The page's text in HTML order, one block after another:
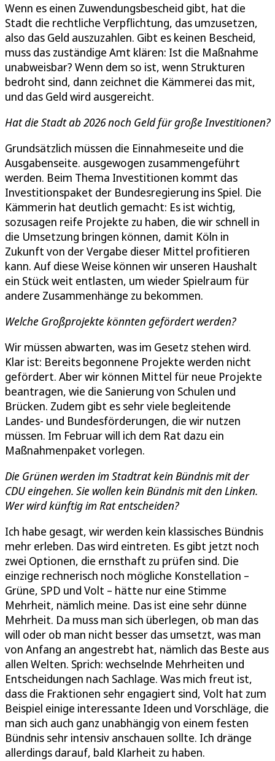
Wenn es einen Zuwendungsbescheid gibt, hat die
Stadt die rechtliche Verpflichtung, das umzusetzen,
also das Geld auszuzahlen. Gibt es keinen Bescheid,
muss das zuständige Amt klären: Ist die Maßnahme
unabweisbar? Wenn dem so ist, wenn Strukturen
bedroht sind, dann zeichnet die Kämmerei das mit,
und das Geld wird ausgereicht.
Hat die Stadt ab 2026 noch Geld für große Investitionen?
Grundsätzlich müssen die Einnahmeseite und die
Ausgabenseite. ausgewogen zusammengeführt
werden. Beim Thema Investitionen kommt das
Investitionspaket der Bundesregierung ins Spiel. Die
Kämmerin hat deutlich gemacht: Es ist wichtig,
sozusagen reife Projekte zu haben, die wir schnell in
die Umsetzung bringen können, damit Köln in
Zukunft von der Vergabe dieser Mittel profitieren
kann. Auf diese Weise können wir unseren Haushalt
ein Stück weit entlasten, um wieder Spielraum für
andere Zusammenhänge zu bekommen.
Welche Großprojekte könnten gefördert werden?
Wir müssen abwarten, was im Gesetz stehen wird.
Klar ist: Bereits begonnene Projekte werden nicht
gefördert. Aber wir können Mittel für neue Projekte
beantragen, wie die Sanierung von Schulen und
Brücken. Zudem gibt es sehr viele begleitende
Landes- und Bundesförderungen, die wir nutzen
müssen. Im Februar will ich dem Rat dazu ein
Maßnahmenpaket vorlegen.
Die Grünen werden im Stadtrat kein Bündnis mit der
CDU eingehen. Sie wollen kein Bündnis mit den Linken.
Wer wird künftig im Rat entscheiden?
Ich habe gesagt, wir werden kein klassisches Bündnis
mehr erleben. Das wird eintreten. Es gibt jetzt noch
zwei Optionen, die ernsthaft zu prüfen sind. Die
einzige rechnerisch noch mögliche Konstellation –
Grüne, SPD und Volt – hätte nur eine Stimme
Mehrheit, nämlich meine. Das ist eine sehr dünne
Mehrheit. Da muss man sich überlegen, ob man das
will oder ob man nicht besser das umsetzt, was man
von Anfang an angestrebt hat, nämlich das Beste aus
allen Welten. Sprich: wechselnde Mehrheiten und
Entscheidungen nach Sachlage. Was mich freut ist,
dass die Fraktionen sehr engagiert sind, Volt hat zum
Beispiel einige interessante Ideen und Vorschläge, die
man sich auch ganz unabhängig von einem festen
Bündnis sehr intensiv anschauen sollte. Ich dränge
allerdings darauf, bald Klarheit zu haben.